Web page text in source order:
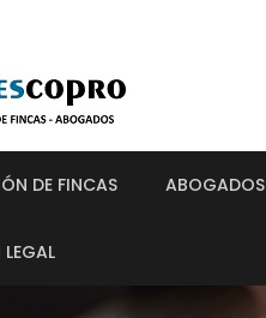
DE FINCAS ABOGADOS